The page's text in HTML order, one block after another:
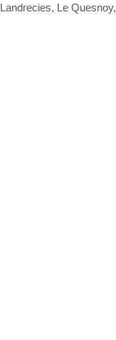
Le Quesnoy,